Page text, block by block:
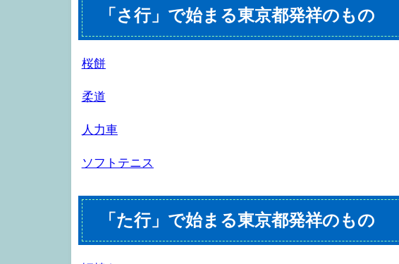
「さ行」で始まる東京都発祥のもの
桜餅
柔道
人力車
ソフトテニス
「た行」で始まる東京都発祥のもの